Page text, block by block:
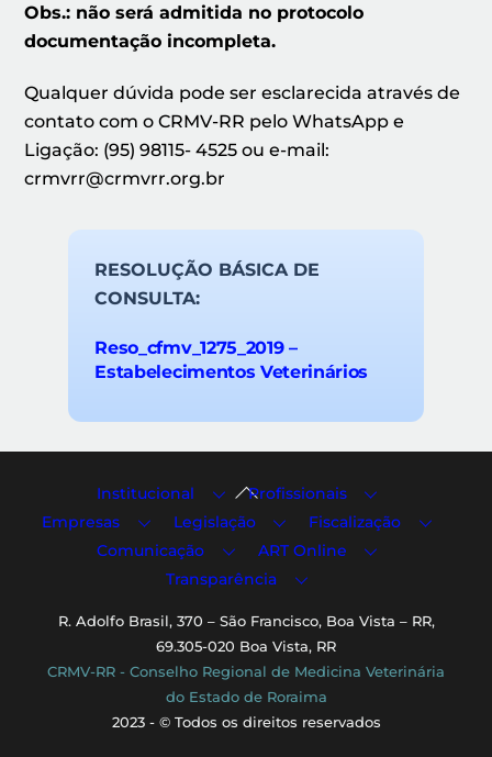
Obs.: não será admitida no protocolo
documentação incompleta.
Qualquer dúvida pode ser esclarecida através de
contato com o CRMV-RR pelo WhatsApp e
Ligação: (95) 98115- 4525 ou e-mail:
crmvrr@crmvrr.org.br
RESOLUÇÃO BÁSICA DE
CONSULTA:
Reso_cfmv_1275_2019 –
Estabelecimentos Veterinários
Back
To
Top
Institucional
Profissionais
Empresas
Legislação
Fiscalização
Comunicação
ART Online
Transparência
R. Adolfo Brasil, 370 – São Francisco, Boa Vista – RR,
69.305-020 Boa Vista, RR
CRMV-RR - Conselho Regional de Medicina Veterinária
do Estado de Roraima
2023 - © Todos os direitos reservados